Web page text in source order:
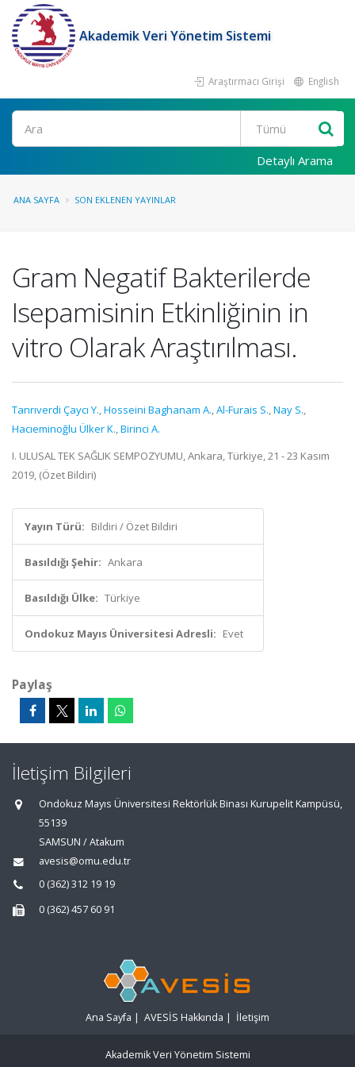
Akademik Veri Yönetim Sistemi
Araştırmacı Girişi English
Ara
Detaylı Arama
ANA SAYFA SON EKLENEN YAYINLAR
Gram Negatif Bakterilerde
Isepamisinin Etkinliğinin in
vitro Olarak Araştırılması.
Tanrıverdi Çaycı Y.,Hosseini Baghanam A.,Al-Furais S.,Nay S.,
Hacıeminoğlu Ülker K.,Birinci A.
I. ULUSAL TEK SAĞLIK SEMPOZYUMU, Ankara, Türkiye, 21 - 23 Kasım
2019, (Özet Bildiri)
Yayın Türü: Bildiri / Özet Bildiri
Basıldığı Şehir: Ankara
Basıldığı Ülke: Türkiye
Ondokuz Mayıs Üniversitesi Adresli: Evet
Paylaş
İletişim Bilgileri
Ondokuz Mayıs Üniversitesi Rektörlük Binası Kurupelit Kampüsü,
55139
SAMSUN / Atakum
avesis@omu.edu.tr
0 (362) 312 19 19
0 (362) 457 60 91
Ana Sayfa | AVESİS Hakkında | İletişim
Akademik Veri Yönetim Sistemi